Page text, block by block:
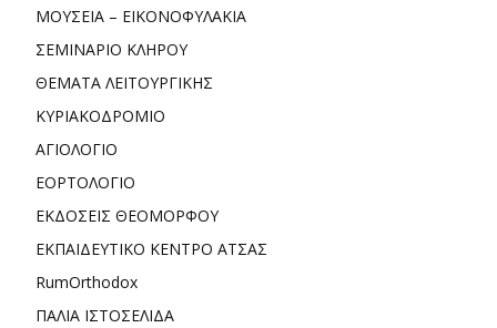
ΜΟΥΣΕΙΑ – ΕΙΚΟΝΟΦΥΛΑΚΙΑ
ΣΕΜΙΝΑΡΙΟ ΚΛΗΡΟΥ
ΘΕΜΑΤΑ ΛΕΙΤΟΥΡΓΙΚΗΣ
ΚΥΡΙΑΚΟΔΡΟΜΙΟ
ΑΓΙΟΛΟΓΙΟ
ΕΟΡΤΟΛΟΓΙΟ
ΕΚΔΟΣΕΙΣ ΘΕΟΜΟΡΦΟΥ
ΕΚΠΑΙΔΕΥΤΙΚΟ ΚΕΝΤΡΟ ΑΤΣΑΣ
RumOrthodox
ΠΑΛΙΑ ΙΣΤΟΣΕΛΙΔΑ